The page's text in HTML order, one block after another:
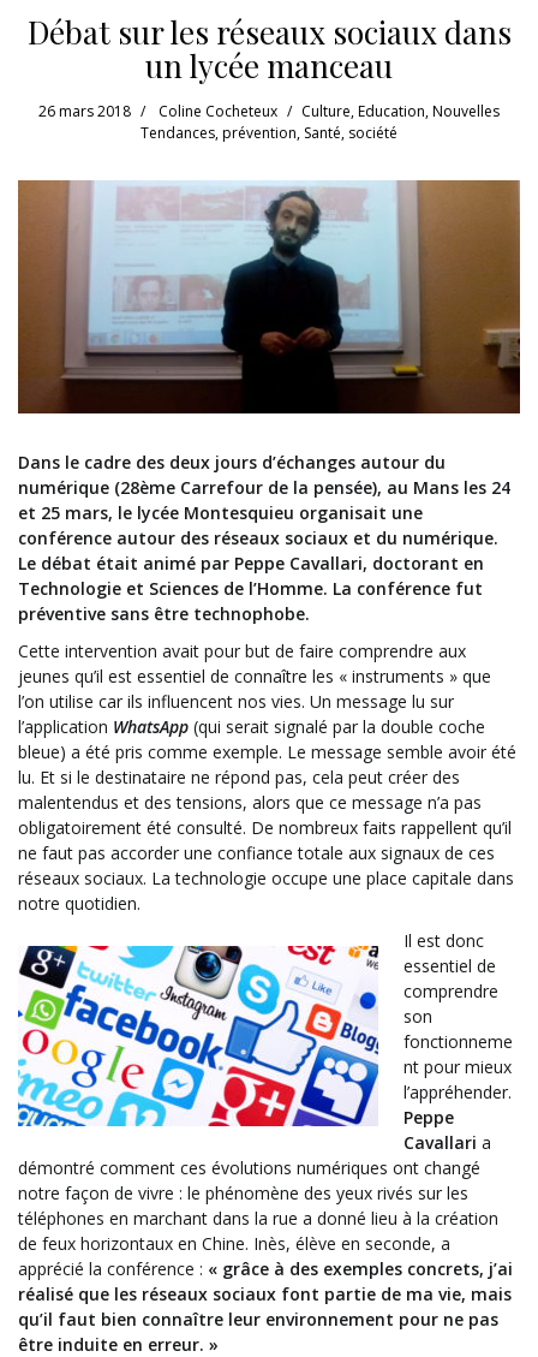
Débat sur les réseaux sociaux dans
un lycée manceau
26 mars 2018 Coline Cocheteux Culture,Education,Nouvelles
Tendances,prévention, Santé, société
Dans le cadre des deux jours d’échanges autour du
numérique (28ème Carrefour de la pensée), au Mans les 24
et 25 mars, le lycée Montesquieu organisait une
conférence autour des réseaux sociaux et du numérique.
Le débat était animé par Peppe Cavallari, doctorant en
Technologie et Sciences de l’Homme. La conférence fut
préventive sans être technophobe.
Cette intervention avait pour but de faire comprendre aux
jeunes qu’il est essentiel de connaître les « instruments » que
l’on utilise car ils influencent nos vies. Un message lu sur
l’application WhatsApp (qui serait signalé par la double coche
bleue) a été pris comme exemple. Le message semble avoir été
lu. Et si le destinataire ne répond pas, cela peut créer des
malentendus et des tensions, alors que ce message n’a pas
obligatoirement été consulté. De nombreux faits rappellent qu’il
ne faut pas accorder une confiance totale aux signaux de ces
réseaux sociaux. La technologie occupe une place capitale dans
notre quotidien.
Il est donc
essentiel de
comprendre
son
fonctionneme
nt pour mieux
l’appréhender.
Peppe
Cavallari a
démontré comment ces évolutions numériques ont changé
notre façon de vivre : le phénomène des yeux rivés sur les
téléphones en marchant dans la rue a donné lieu à la création
de feux horizontaux en Chine. Inès, élève en seconde, a
apprécié la conférence : « grâce à des exemples concrets, j’ai
réalisé que les réseaux sociaux font partie de ma vie, mais
qu’il faut bien connaître leur environnement pour ne pas
être induite en erreur. »